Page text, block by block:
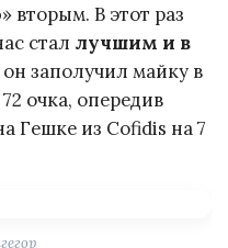
вторым. В этот раз
стал лучшим и в
заполучил майку в
очка, опередив
Гешке из Cofidis на 7